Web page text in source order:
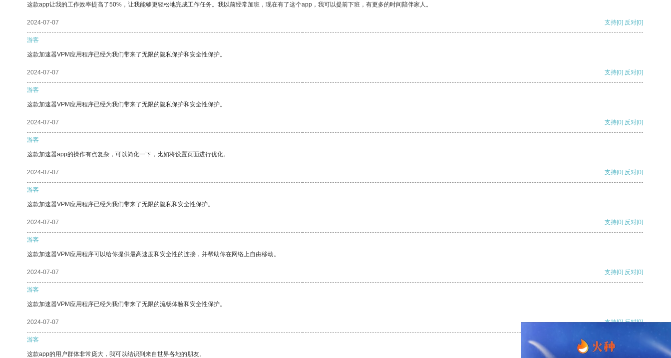
这款app让我的工作效率提高了50%，让我能够更轻松地完成工作任务。我以前经常加班，现在有了这个app，我可以提前下班，有更多的时间陪伴家人。
2024-07-07 支持[0] 反对[0]
游客
这款加速器VPM应用程序已经为我们带来了无限的隐私保护和安全性保护。
2024-07-07 支持[0] 反对[0]
游客
这款加速器VPM应用程序已经为我们带来了无限的隐私保护和安全性保护。
2024-07-07 支持[0] 反对[0]
游客
这款加速器app的操作有点复杂，可以简化一下，比如将设置页面进行优化。
2024-07-07 支持[0] 反对[0]
游客
这款加速器VPM应用程序已经为我们带来了无限的隐私和安全性保护。
2024-07-07 支持[0] 反对[0]
游客
这款加速器VPM应用程序可以给你提供最高速度和安全性的连接，并帮助你在网络上自由移动。
2024-07-07 支持[0] 反对[0]
游客
这款加速器VPM应用程序已经为我们带来了无限的流畅体验和安全性保护。
2024-07-07 支持[0] 反对[0]
游客
这款app的用户群体非常庞大，我可以结识到来自世界各地的朋友。